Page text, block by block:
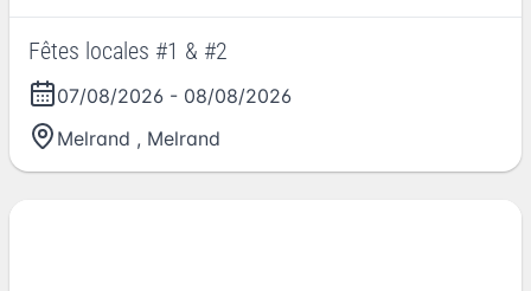
Fêtes locales #1 & #2
07/08/2026 - 08/08/2026
Melrand , Melrand